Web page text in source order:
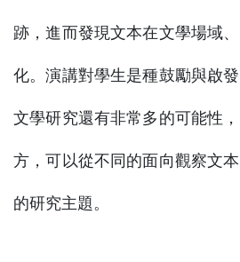
跡，進而發現文本在文學場域
化。演講對學生是種鼓勵與啟
文學研究還有非常多的可能性
方，可以從不同的面向觀察文
的研究主題。